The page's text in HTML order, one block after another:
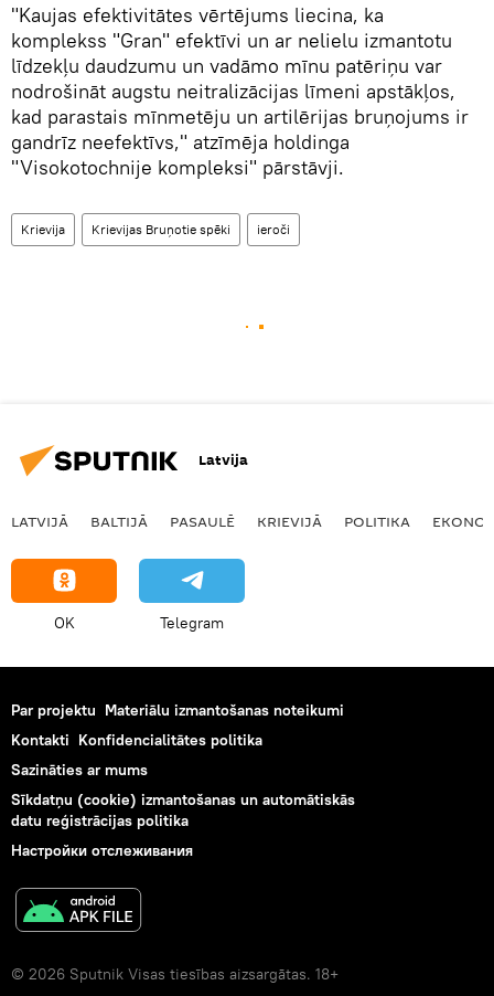
"Kaujas efektivitātes vērtējums liecina, ka
komplekss "Gran" efektīvi un ar nelielu izmantotu
līdzekļu daudzumu un vadāmo mīnu patēriņu var
nodrošināt augstu neitralizācijas līmeni apstākļos,
kad parastais mīnmetēju un artilērijas bruņojums ir
gandrīz neefektīvs," atzīmēja holdinga
"Visokotochnije kompleksi" pārstāvji.
Krievija Krievijas Bruņotie spēki ieroči
Latvija
LATVIJĀ BALTIJĀ PASAULĒ KRIEVIJĀ POLITIKA
OK Telegram
Par projektu Materiālu izmantošanas noteikumi
Kontakti Konfidencialitātes politika
Sazināties ar mums
Sīkdatņu (cookie) izmantošanas un automātiskās
datu reģistrācijas politika
Настройки отслеживания
© 2026 Sputnik Visas tiesības aizsargātas. 18+